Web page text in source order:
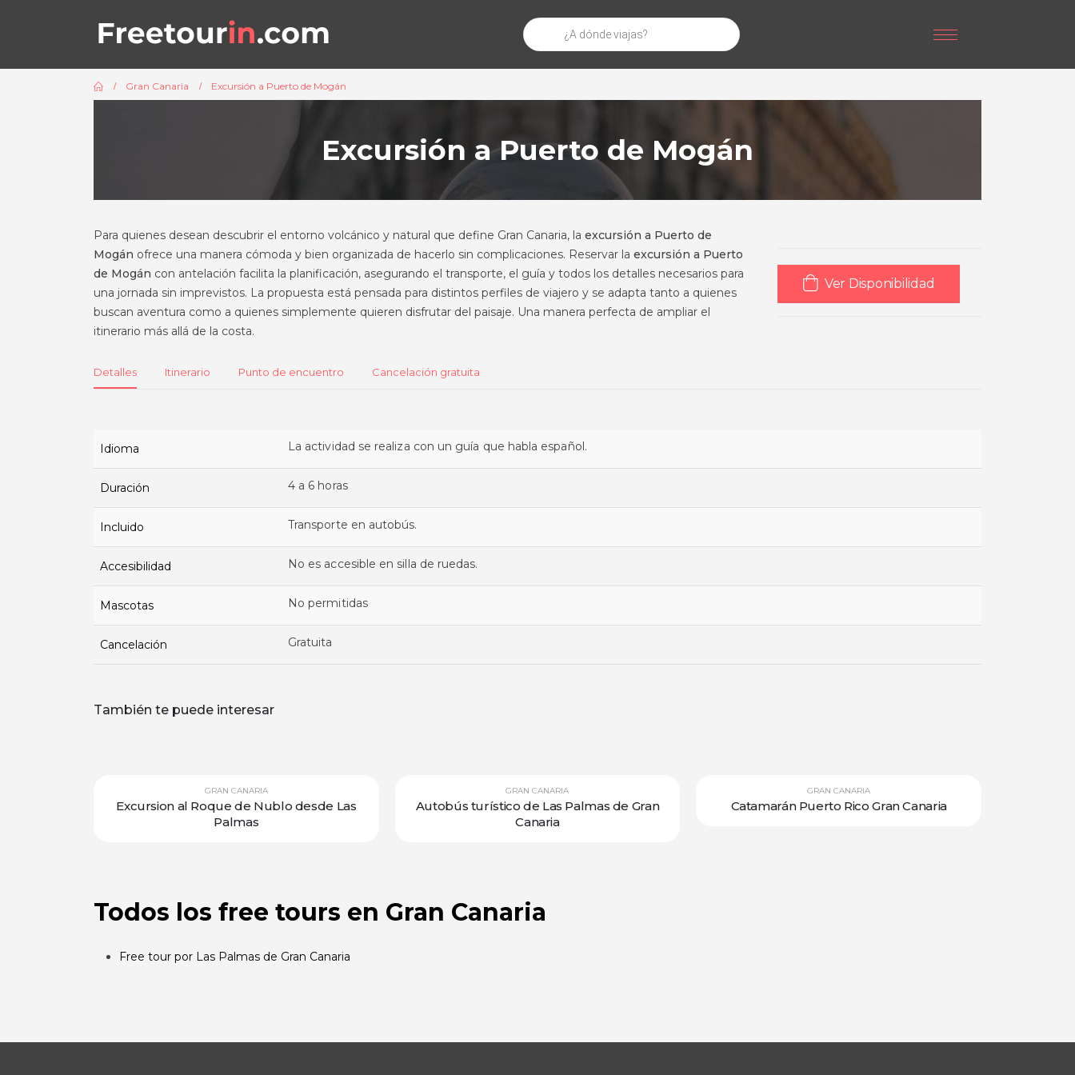
Búsqueda
de
productos
Gran Canaria Excursión a Puerto de Mogán
Excursión a Puerto de Mogán
Para quienes desean descubrir el entorno volcánico y natural que define Gran Canaria, la excursión a Puerto de
Mogán ofrece una manera cómoda y bien organizada de hacerlo sin complicaciones. Reservar la excursión a Puerto
de Mogán con antelación facilita la planificación, asegurando el transporte, el guía y todos los detalles necesarios para
una jornada sin imprevistos. La propuesta está pensada para distintos perfiles de viajero y se adapta tanto a quienes
buscan aventura como a quienes simplemente quieren disfrutar del paisaje. Una manera perfecta de ampliar el
itinerario más allá de la costa.
Ver Disponibilidad
Detalles Itinerario Punto de encuentro Cancelación gratuita
Idioma La actividad se realiza con un guía que habla español.
Duración 4 a 6 horas
Incluido Transporte en autobús.
Accesibilidad No es accesible en silla de ruedas.
Mascotas No permitidas
Cancelación Gratuita
También te puede interesar
GRAN CANARIA
Excursion al Roque de Nublo desde Las
Palmas
GRAN CANARIA
Autobús turístico de Las Palmas de Gran
Canaria
GRAN CANARIA
Catamarán Puerto Rico Gran Canaria
Todos los free tours en Gran Canaria
Free tour por Las Palmas de Gran Canaria